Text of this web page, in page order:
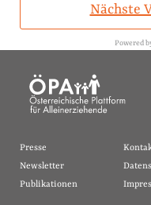
Nächste
Powered
Presse
Newsletter
Publikationen